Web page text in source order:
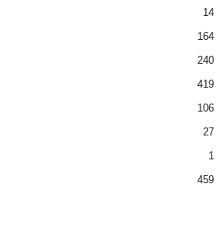
14
164
240
419
106
27
1
459